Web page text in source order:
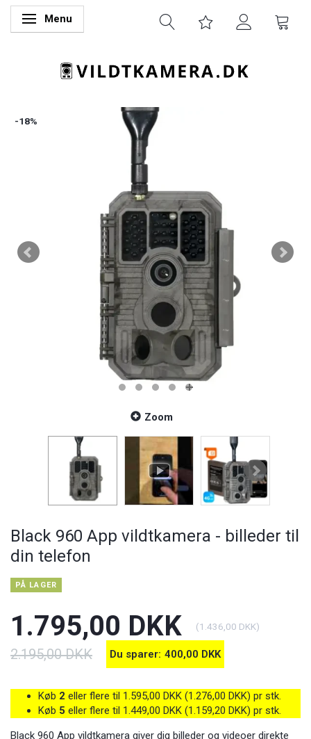
Skifte navigation
Menu
-18%
Zoom
Black 960 App vildtkamera - billeder til
din telefon
PÅ LAGER
1.795,00 DKK (1.436,00 DKK)
2.195,00 DKK Du sparer: 400,00 DKK
Køb 2 eller flere til 1.595,00 DKK (1.276,00 DKK) pr stk.
Køb 5 eller flere til 1.449,00 DKK (1.159,20 DKK) pr stk.
Black 960 App vildtkamera giver dig billeder og videoer direkte